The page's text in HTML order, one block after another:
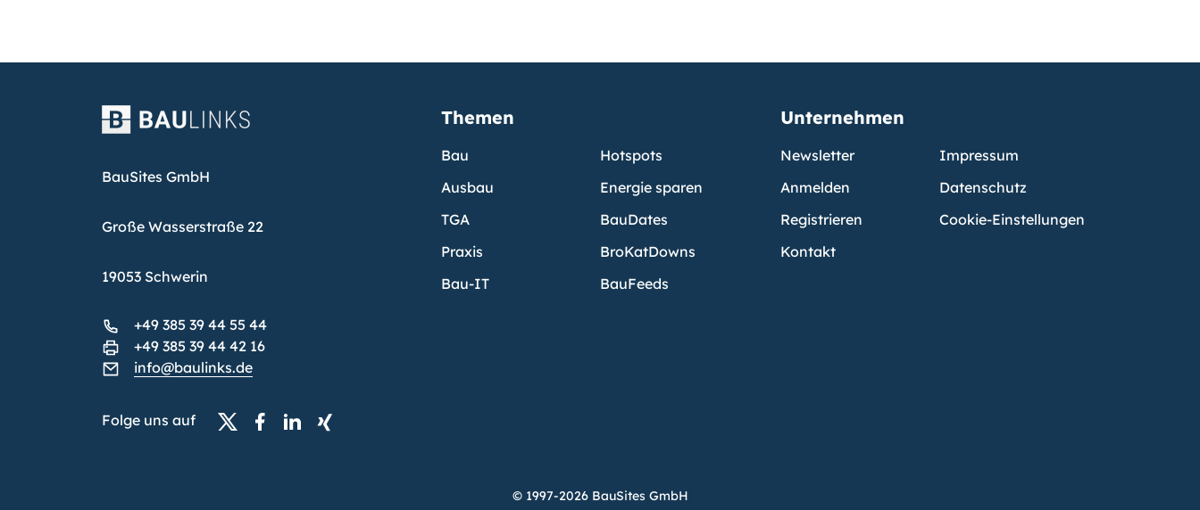
BauSites GmbH
Große Wasserstraße 22
19053 Schwerin
+49 385 39 44 55 44
+49 385 39 44 42 16
info@baulinks.de
Folge uns auf
Themen
Bau
Ausbau
TGA
Praxis
Bau-IT
Hotspots
Energie sparen
BauDates
BroKatDowns
BauFeeds
Unternehmen
Newsletter
Anmelden
Registrieren
Kontakt
Impressum
Datenschutz
Cookie-Einstellungen
© 1997-2026 BauSites GmbH